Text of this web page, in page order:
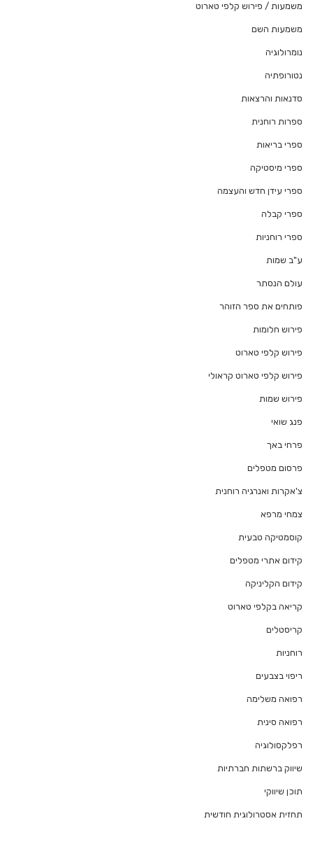
משמעות / פירוש קלפי טארוט
משמעות השם
נומרולוגיה
נטורופתיה
סדנאות והרצאות
ספרות רוחנית
ספרי בריאות
ספרי מיסטיקה
ספרי עידן חדש והעצמה
ספרי קבלה
ספרי רוחניות
ע"ב שמות
עולם הנסתר
פותחים את ספר הזוהר
פירוש חלומות
פירוש קלפי טארוט
פירוש קלפי טארוט קראולי
פירוש שמות
פנג שואי
פרחי באך
פרסום מטפלים
צ'אקרות ואנרגיה רוחנית
צמחי מרפא
קוסמטיקה טבעית
קידום אתרי מטפלים
קידום הקליניקה
קריאה בקלפי טארוט
קריסטלים
רוחניות
ריפוי בצבעים
רפואה משלימה
רפואה סינית
רפלקסולוגיה
שיווק ברשתות חברתיות
תוכן שיווקי
תחזית אסטרולוגית חודשית